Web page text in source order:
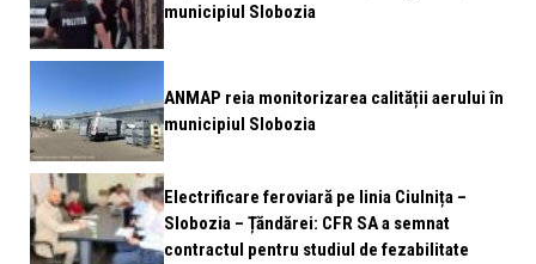
municipiul Slobozia
ANMAP reia monitorizarea calității aerului în
municipiul Slobozia
Electrificare feroviară pe linia Ciulnița –
Slobozia – Țăndărei: CFR SA a semnat
contractul pentru studiul de fezabilitate